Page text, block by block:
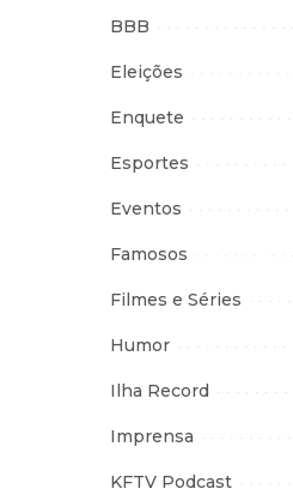
BBB
Eleições
Enquete
Esportes
Eventos
Famosos
Filmes e Séries
Humor
Ilha Record
Imprensa
KFTV Podcast